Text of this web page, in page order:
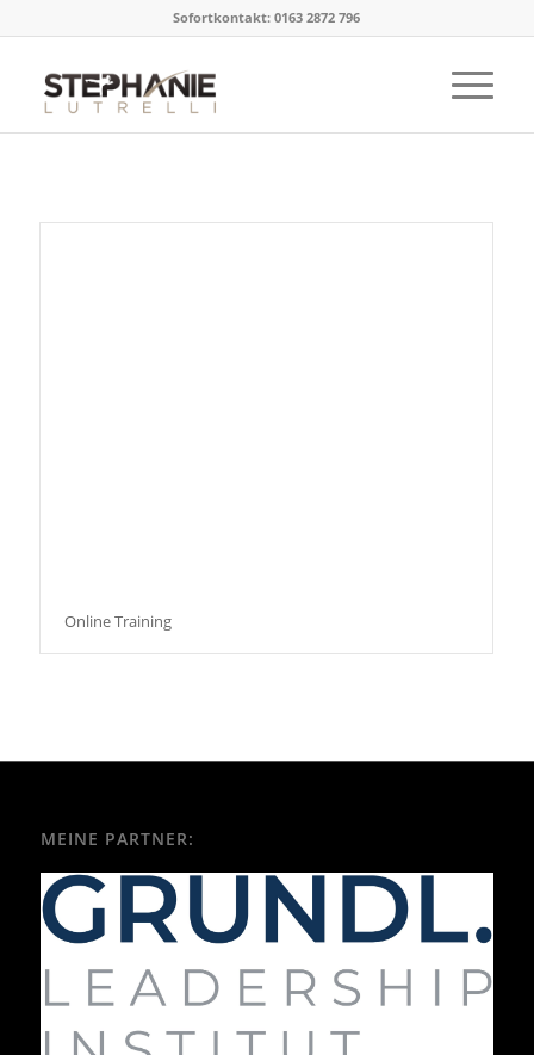
Sofortkontakt: 0163 2872 796
Online Training
MEINE PARTNER: